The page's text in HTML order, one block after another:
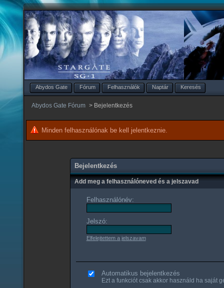
Abydos Gate Fórum Felhasználók Naptár Keresés
Abydos Gate Fórum > Bejelentkezés
Minden felhasználónak be kell jelentkeznie.
Bejelentkezés
Add meg a felhasználóneved és a jelszavad
Felhasználónév:
Jelszó:
Elfelejtettem a jelszavam
Automatikus bejelentkezés
Ezt a funkciót csak akkor használd ha saját